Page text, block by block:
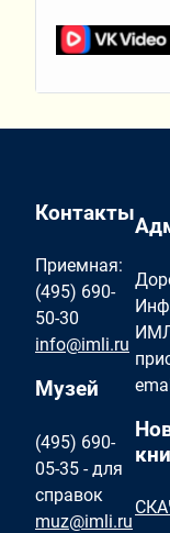
Контакты
Приемная:
(495) 690-
50-30
info@imli.ru
Музей
(495) 690-
05-35 - для
справок
muz@imli.ru